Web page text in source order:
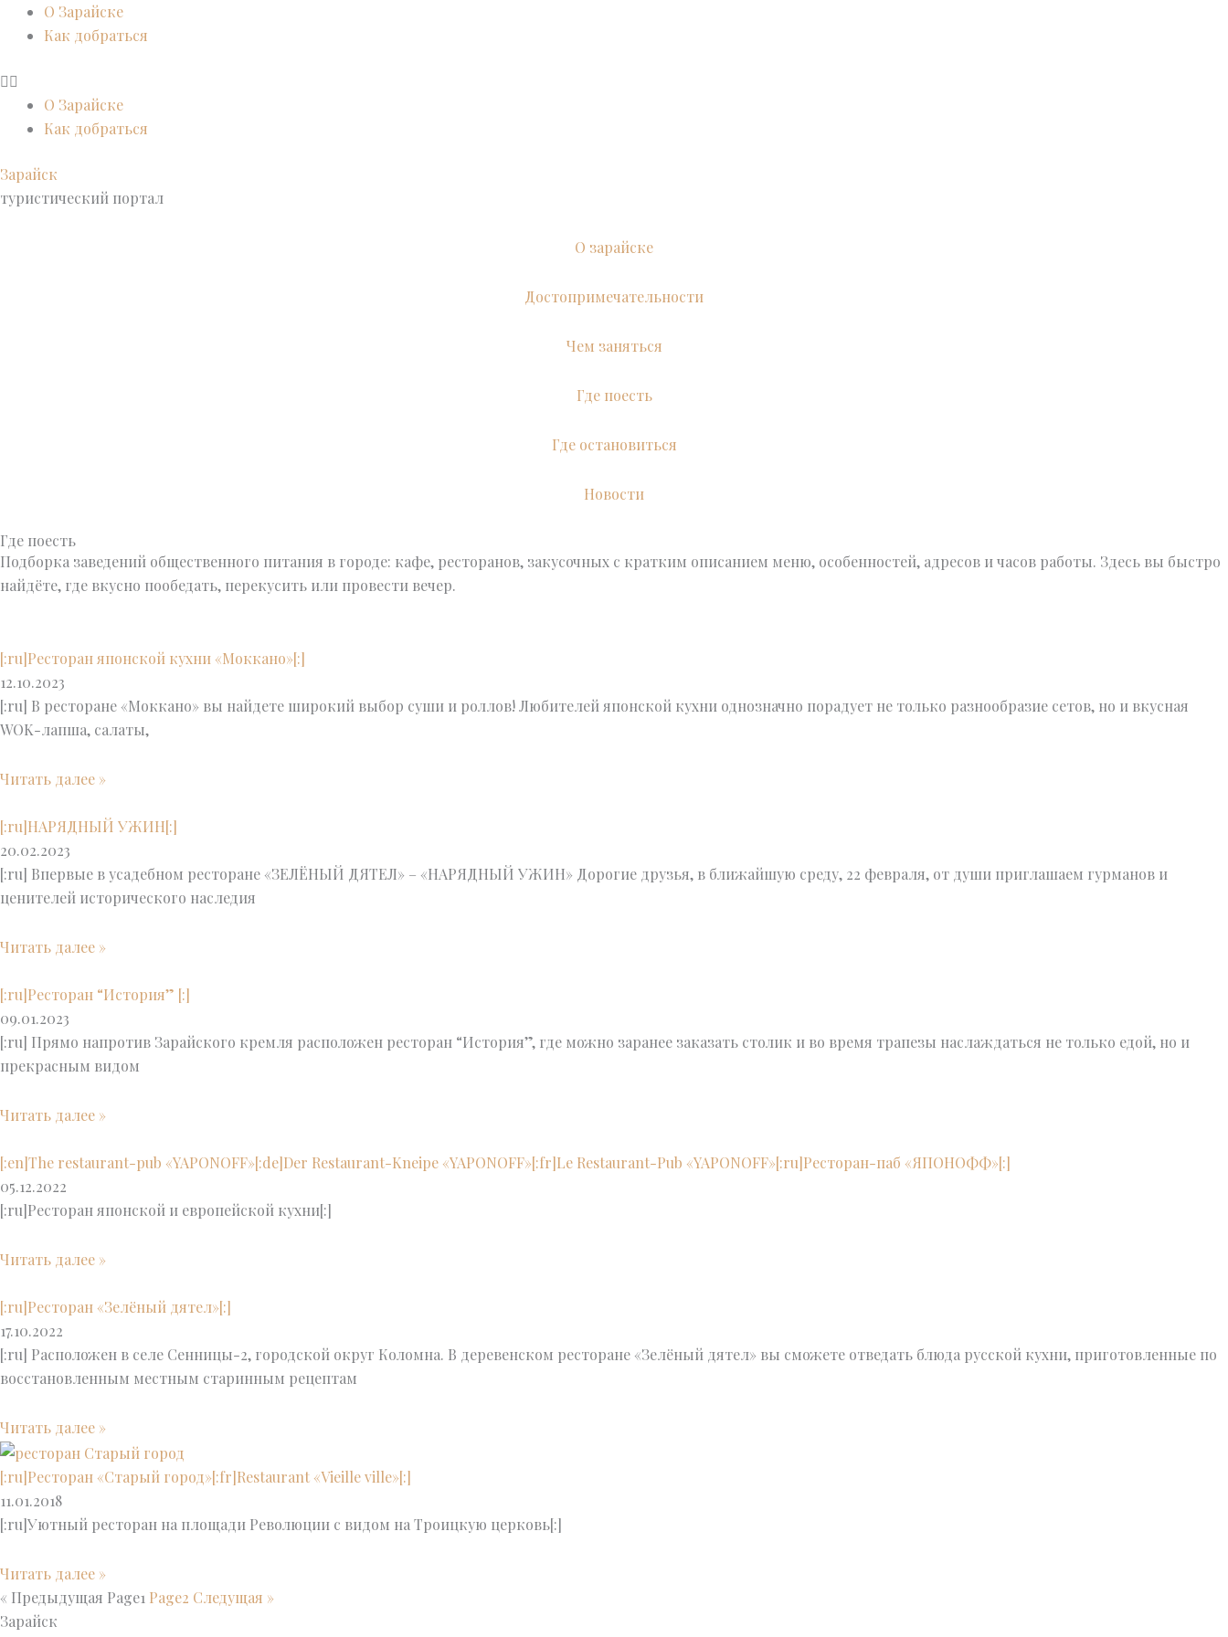
ПерейтиО Зарайске
Как добраться
О Зарайске
Как добраться
Зарайск
туристический портал
О зарайске
Достопримечательности
Чем заняться
Где поесть
Где остановиться
Новости
Где поесть
Подборка заведений общественного питания в городе: кафе, ресторанов, закусочных с кратким описанием меню, особенностей, адресов и часов работы. Здесь вы быстро
найдёте, где вкусно пообедать, перекусить или провести вечер.
[:ru]Ресторан японской кухни «Моккано»[:]
12.10.2023
[:ru] В ресторане «Моккано» вы найдете широкий выбор суши и роллов! Любителей японской кухни однозначно порадует не только разнообразие сетов, но и вкусная
WOK-лапша, салаты,
Читать далее »
[:ru]НАРЯДНЫЙ УЖИН[:]
20.02.2023
[:ru] Впервые в усадебном ресторане «ЗЕЛЁНЫЙ ДЯТЕЛ» – «НАРЯДНЫЙ УЖИН» Дорогие друзья, в ближайшую среду, 22 февраля, от души приглашаем гурманов и
ценителей исторического наследия
Читать далее »
[:ru]Ресторан “История” [:]
09.01.2023
[:ru] Прямо напротив Зарайского кремля расположен ресторан “История”, где можно заранее заказать столик и во время трапезы наслаждаться не только едой, но и
прекрасным видом
Читать далее »
[:en]The restaurant-pub «YAPONOFF»[:de]Der Restaurant-Kneipe «YAPONOFF»[:fr]Le Restaurant-Pub «YAPONOFF»[:ru]Ресторан-паб «ЯПОНОФФ»[:]
05.12.2022
[:ru]Ресторан японской и европейской кухни[:]
Читать далее »
[:ru]Ресторан «Зелëный дятел»[:]
17.10.2022
[:ru] Расположен в селе Сенницы-2, городской округ Коломна. В деревенском ресторане «Зелëный дятел» вы сможете отведать блюда русской кухни, приготовленные по
восстановленным местным старинным рецептам
Читать далее »
[:ru]Ресторан «Старый город»[:fr]Restaurant «Vieille ville»[:]
11.01.2018
[:ru]Уютный ресторан на площади Революции с видом на Троицкую церковь[:]
Читать далее »
« Предыдущая Page1 Page2 Следущая »
Зарайск